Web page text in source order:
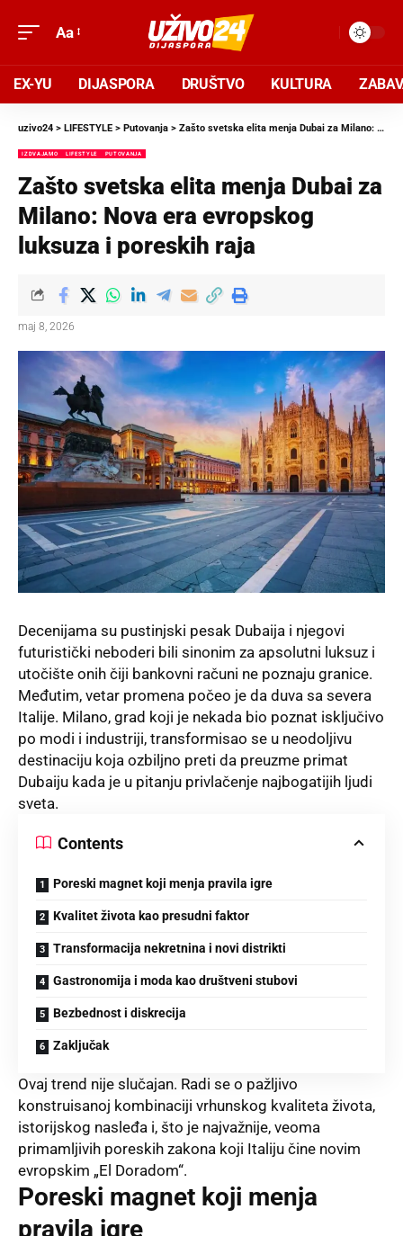
Aa
EX-YU DIJASPORA DRUŠTVO KULTURA
uzivo24 > LIFESTYLE > Putovanja > Zašto svetska elita menja Dubai za Milano: Nova era evropskog luksuza i poreskih raja
IZDVAJAMO LIFESTYLE PUTOVANJA
Zašto svetska elita menja Dubai za
Milano: Nova era evropskog
luksuza i poreskih raja
maj 8, 2026
Decenijama su pustinjski pesak Dubaija i njegovi
futuristički neboderi bili sinonim za apsolutni luksuz i
utočište onih čiji bankovni računi ne poznaju granice.
Međutim, vetar promena počeo je da duva sa severa
Italije. Milano, grad koji je nekada bio poznat isključivo
po modi i industriji, transformisao se u neodoljivu
destinaciju koja ozbiljno preti da preuzme primat
Dubaiju kada je u pitanju privlačenje najbogatijih ljudi
sveta.
Contents
Poreski magnet koji menja pravila igre
Kvalitet života kao presudni faktor
Transformacija nekretnina i novi distrikti
Gastronomija i moda kao društveni stubovi
Bezbednost i diskrecija
Zaključak
Ovaj trend nije slučajan. Radi se o pažljivo
konstruisanoj kombinaciji vrhunskog kvaliteta života,
istorijskog nasleđa i, što je najvažnije, veoma
primamljivih poreskih zakona koji Italiju čine novim
evropskim „El Doradom“.
Poreski magnet koji menja
pravila igre